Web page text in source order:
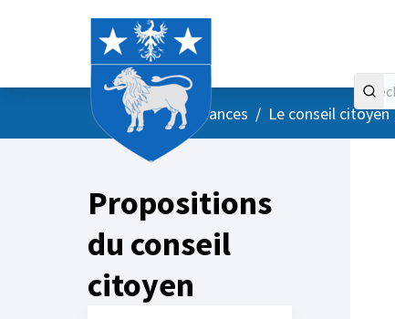
AccueilMenu principal
/ Vos instances / Le conseil citoyen
Propositions
du conseil
citoyen